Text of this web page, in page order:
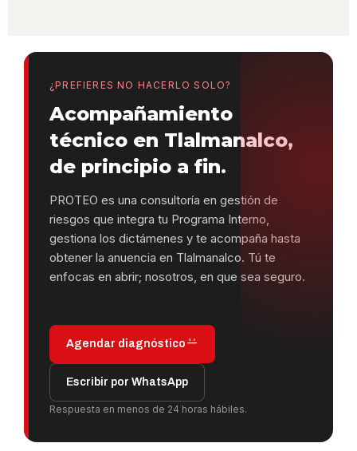
¿PREFIERES NO HACERLO SOLO?
Acompañamiento
técnico en Tlalmanalco,
de principio a fin.
PROTEO es una consultoría en gestión de
riesgos que integra tu Programa Interno,
gestiona los dictámenes y te acompaña hasta
obtener la anuencia en Tlalmanalco. Tú te
enfocas en abrir; nosotros, en que sea seguro.
Agendar diagnóstico
Escribir por WhatsApp
Respuesta en menos de 24 horas hábiles.